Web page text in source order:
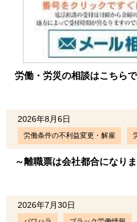
労働・労災の相談はこちらで
2026年8月6日
労働条件の不利益変更・解雇
～離職票は会社都合になり
2026年7月30日